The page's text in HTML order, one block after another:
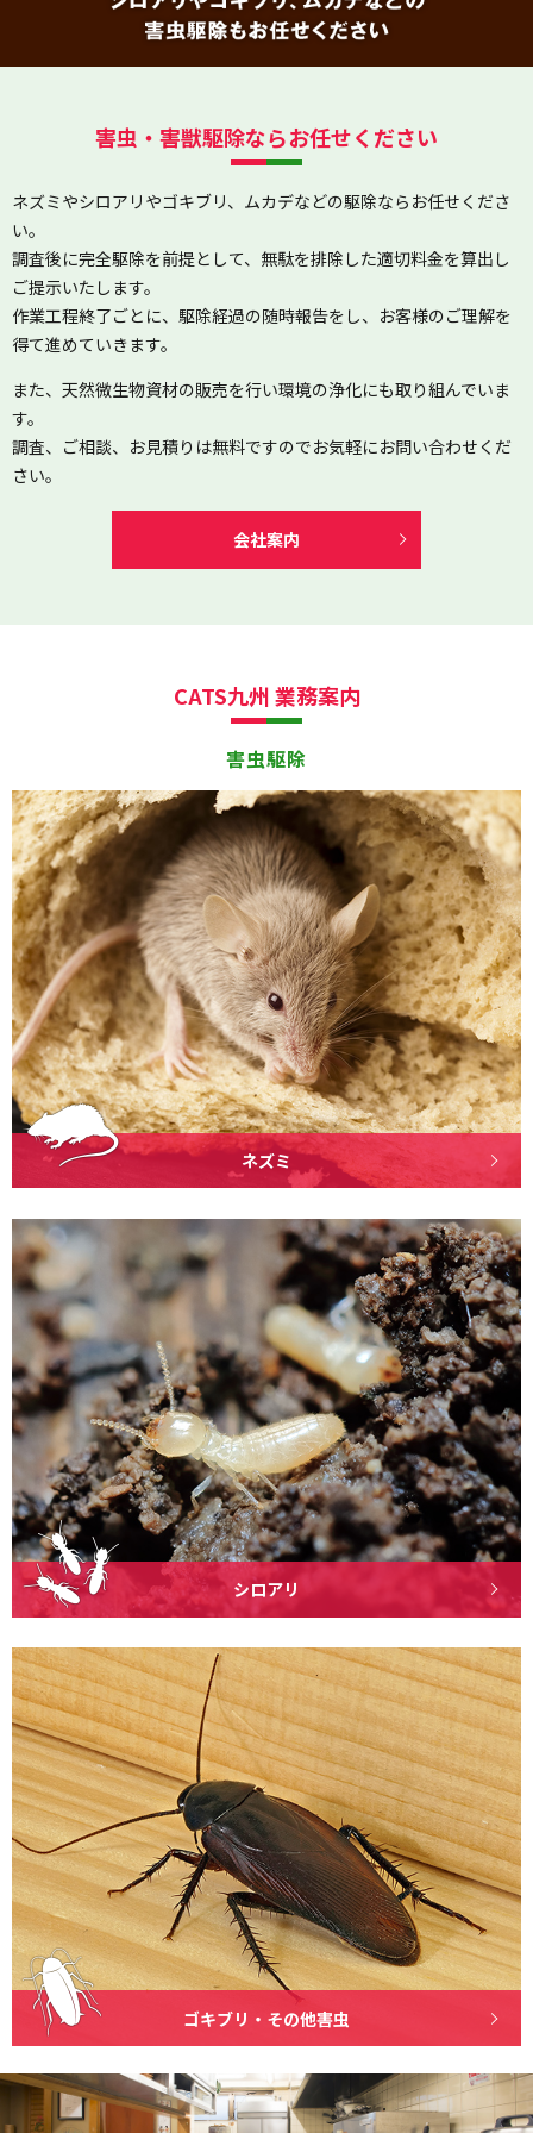
害虫・害獣駆除ならお任せください
ネズミやシロアリやゴキブリ、ムカデなどの駆除ならお任せくださ
い。
調査後に完全駆除を前提として、無駄を排除した適切料金を算出し
ご提示いたします。
作業工程終了ごとに、駆除経過の随時報告をし、お客様のご理解を
得て進めていきます。
また、天然微生物資材の販売を行い環境の浄化にも取り組んでいま
す。
調査、ご相談、お見積りは無料ですのでお気軽にお問い合わせくだ
さい。
会社案内
CATS九州 業務案内
害虫駆除
ネズミ
シロアリ
ゴキブリ・その他害虫